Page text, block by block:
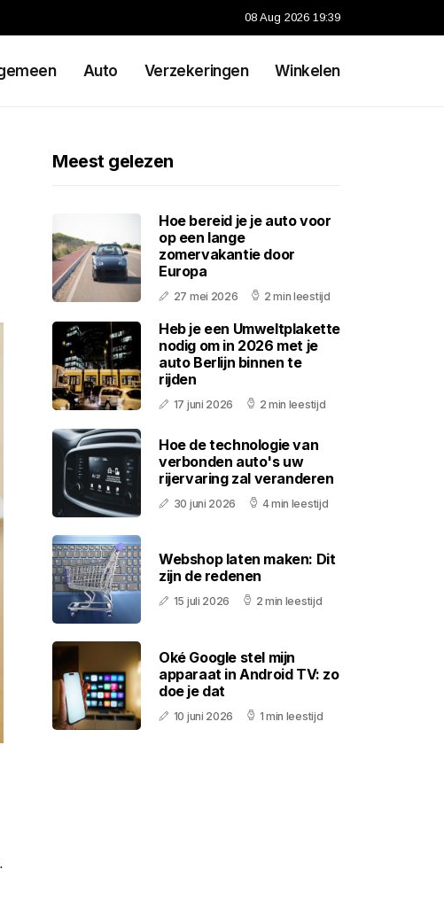
08 Aug 2026 19:39
Auto Verzekeringen Winkelen
Meest gelezen
Hoe bereid je je auto voor
op een lange
zomervakantie door
Europa
27 mei 2026 2 min leestijd
Heb je een Umweltplakette
nodig om in 2026 met je
auto Berlijn binnen te
rijden
17 juni 2026 2 min leestijd
Hoe de technologie van
verbonden auto's uw
rijervaring zal veranderen
30 juni 2026 4 min leestijd
Webshop laten maken: Dit
zijn de redenen
15 juli 2026 2 min leestijd
Oké Google stel mijn
apparaat in Android TV: zo
doe je dat
10 juni 2026 1 min leestijd